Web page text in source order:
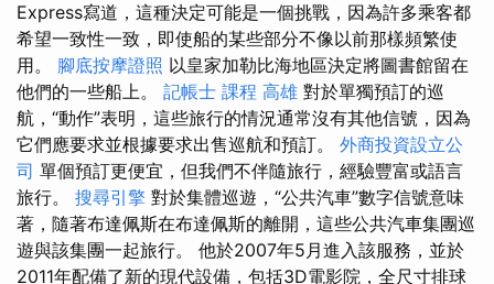
Express寫道，這種決定可能是一個挑戰，因為許多乘客都
希望一致性一致，即使船的某些部分不像以前那樣頻繁使
用。 腳底按摩證照 以皇家加勒比海地區決定將圖書館留在
他們的一些船上。 記帳士 課程 高雄 對於單獨預訂的巡
航，“動作”表明，這些旅行的情況通常沒有其他信號，因為
它們應要求並根據要求出售巡航和預訂。 外商投資設立公
司 單個預訂更便宜，但我們不伴隨旅行，經驗豐富或語言
旅行。 搜尋引擎 對於集體巡遊，“公共汽車”數字信號意味
著，隨著布達佩斯在布達佩斯的離開，這些公共汽車集團巡
遊與該集團一起旅行。 他於2007年5月進入該服務，並於
2011年配備了新的現代設備，包括3D電影院，全尺寸排球